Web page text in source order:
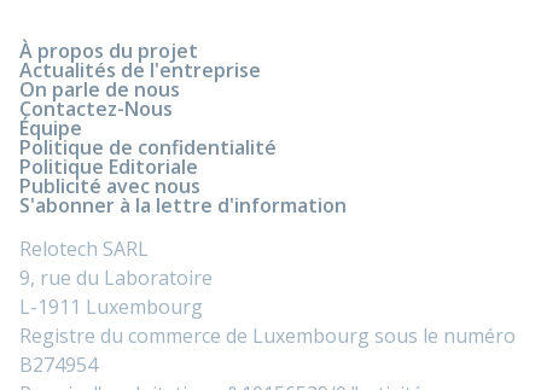
À propos du projet
Actualités de l'entreprise
On parle de nous
Contactez-Nous
Équipe
Politique de confidentialité
Politique Editoriale
Publicité avec nous
S'abonner à la lettre d'information
Relotech SARL
9, rue du Laboratoire
L-1911 Luxembourg
Registre du commerce de Luxembourg sous le numéro
B274954